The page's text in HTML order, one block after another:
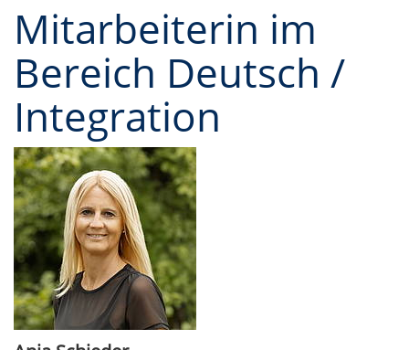
Mitarbeiterin im
Bereich Deutsch /
Integration